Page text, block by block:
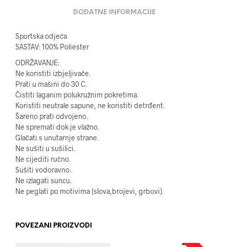
DODATNE INFORMACIJE
Sportska odjeća
SASTAV: 100% Poliester
ODRŽAVANJE:
Ne koristiti izbjeljivače.
Prati u mašini do 30 C.
Čistiti laganim polukružnim pokretima.
Koristiti neutrale sapune, ne koristiti detrđent.
Šareno prati odvojeno.
Ne spremati dok je vlažno.
Glačati s unutarnje strane.
Ne sušiti u sušilici.
Ne cijediti ručno.
Sušiti vodoravno.
Ne izlagati suncu.
Ne peglati po motivima (slova,brojevi, grbovi).
POVEZANI PROIZVODI